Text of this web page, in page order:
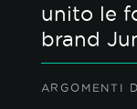
unito le
brand
ARGOMENTI